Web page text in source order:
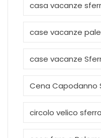
casa vacanze
case vacanze
case vacanze
Cena Capodanno
circolo velico